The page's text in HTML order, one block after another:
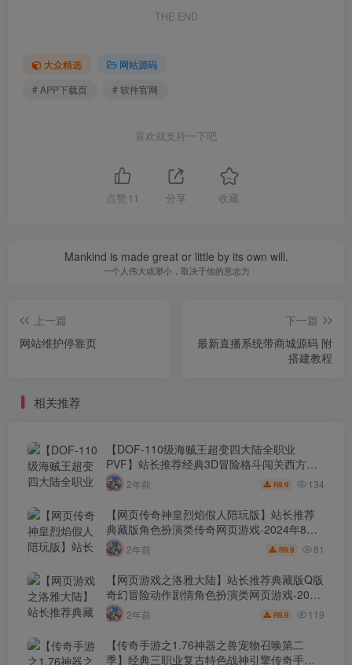
THE END
大众精选
网站源码
# APP下载页
# 软件官网
喜欢就支持一下吧
点赞 11 分享 收藏
Mankind is made great or little by its own will.
一个人伟大或渺小，取决于他的意志力
上一篇
网站维护停靠页
下一篇
最新直播系统带商城源码 附
搭建教程
相关推荐
【DOF-110级海贼王超变四大陆全职业
PVF】站长推荐经典3D冒险格斗闯关西方魔
幻端游-2024年8月8日最新打包Linux服务端
源码视频架设教程-等级补丁-配套完整客户
端！
2年前 R9.9 134
【网页传奇神皇烈焰假人陪玩版】站长推荐
典藏版角色扮演类传奇网页游戏-2024年8月8
日最新打包Wn服务端源码视频架设教程-配套
GM工具！
2年前 R9.9 81
【网页游戏之洛雅大陆】站长推荐典藏版Q版
奇幻冒险动作剧情角色扮演类网页游戏-2024
年8月7日最新打包Wn服务端源码视频架设教
程-微端-GM工具-详细外网教程！
2年前 R9.9 119
【传奇手游之1.76神器之兽宠物召唤第二
季】经典三职业复古特色战神引擎传奇手